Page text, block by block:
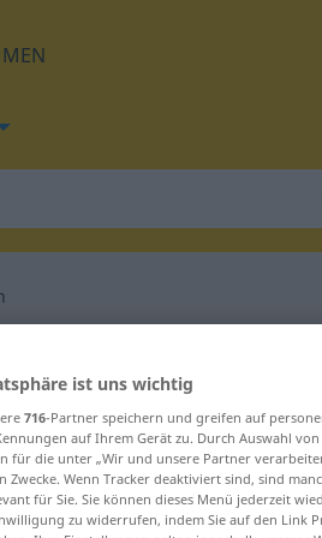
für "unterjubeln"
ist uns wichtig
716-Partner speichern und greifen auf
auf Ihrem Gerät zu. Durch Auswahl
für die unter „Wir und unsere Partner
Zwecke. Wenn Tracker deaktiviert sind, sind
für Sie. Sie können dieses Menü jederzeit
zu widerrufen, indem Sie auf den Link